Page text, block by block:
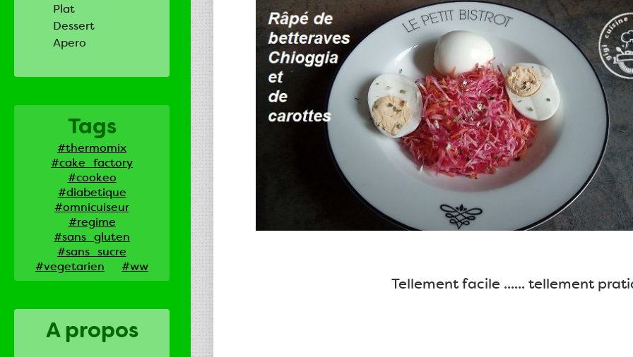
Plat
Dessert
Apero
Tags
#thermomix
#cake_factory
#cookeo
#diabetique
#omnicuiseur
#regime
#sans_gluten
#sans_sucre
#vegetarien
#ww
A propos
Tellement facile ...... tellement